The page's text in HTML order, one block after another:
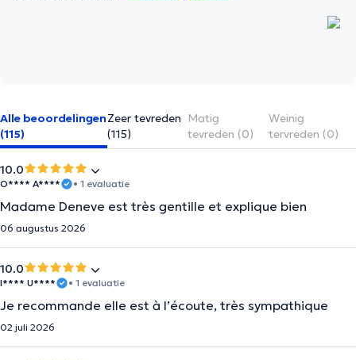
Alle beoordelingen
(115)
Zeer tevreden
(115)
Matig
tevreden (0)
Weinig
tervreden (0)
10.0
O**** A**** • 1 evaluatie
Madame Deneve est très gentille et explique bien
06 augustus 2026
10.0
I**** U**** • 1 evaluatie
Je recommande elle est à l’écoute, très sympathique
02 juli 2026